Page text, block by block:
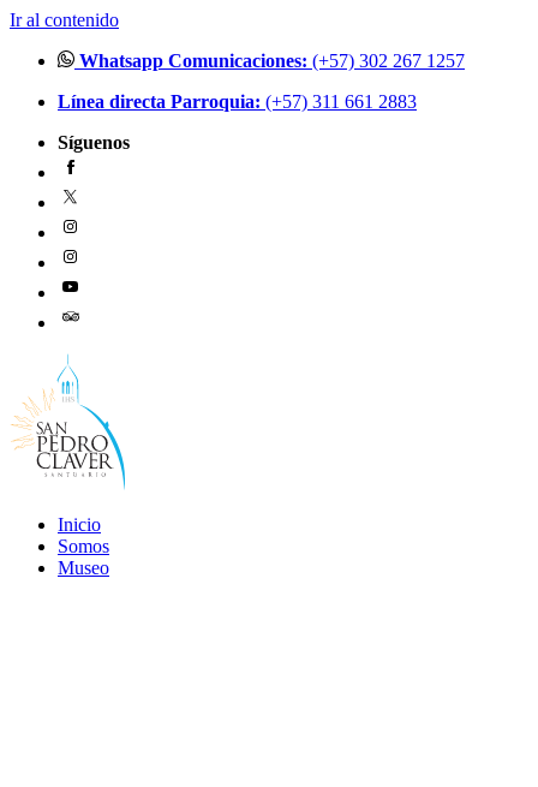
Ir al contenido
Whatsapp Comunicaciones: (+57) 302 267 1257
Línea directa Parroquia: (+57) 311 661 2883
Síguenos
Inicio
Somos
Museo